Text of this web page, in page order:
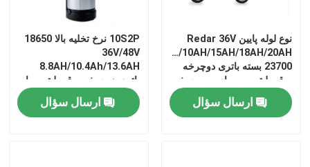
نوع لوله پایین Redar 36V
7AH/10AH/15AH/18AH/20AH
23700 بسته باتری دوچرخه
برقی لیتیومی برای سه چرخه
برقی
ارسال سؤال
10S2P نرخ تخلیه بالا 18650
36V/48V
8.8AH/10.4Ah/13.6AH
باتری دوچرخه برقی لیتیوم با
BMS برای دوچرخه برقی
ارسال سؤال